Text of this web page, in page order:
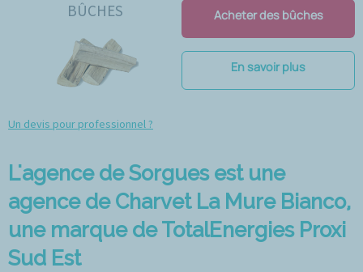
BÛCHES Acheter des bûches
En savoir plus
Un devis pour professionnel ?
L'agence de Sorgues est une
agence de Charvet La Mure Bianco,
une marque de TotalEnergies Proxi
Sud Est